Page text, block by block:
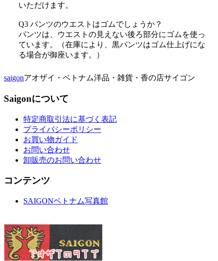
いただけます。
Q3 パンツのウエストはゴムでしょうか？
パンツは、ウエストの見えない後ろ部分にゴムを使っ
ています。（在庫により、黒パンツはゴム仕上げにな
る場合が御座います。）
saigonアオザイ・ベトナム洋品・雑貨・香の店サイゴン
Saigonについて
特定商取引法に基づく表記
プライバシーポリシー
お買い物ガイド
お問い合わせ
卸販売のお問い合わせ
コンテンツ
SAIGONベトナム写真館